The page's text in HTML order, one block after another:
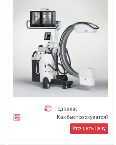
Под заказ
Как быстро окупится?
Уточнить Цену